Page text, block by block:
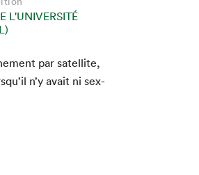
L'UNIVERSITÉ
L'UNIVERSITÉ
par satel­lite,
n’y avait ni sex­
L'UNIVERSITÉ